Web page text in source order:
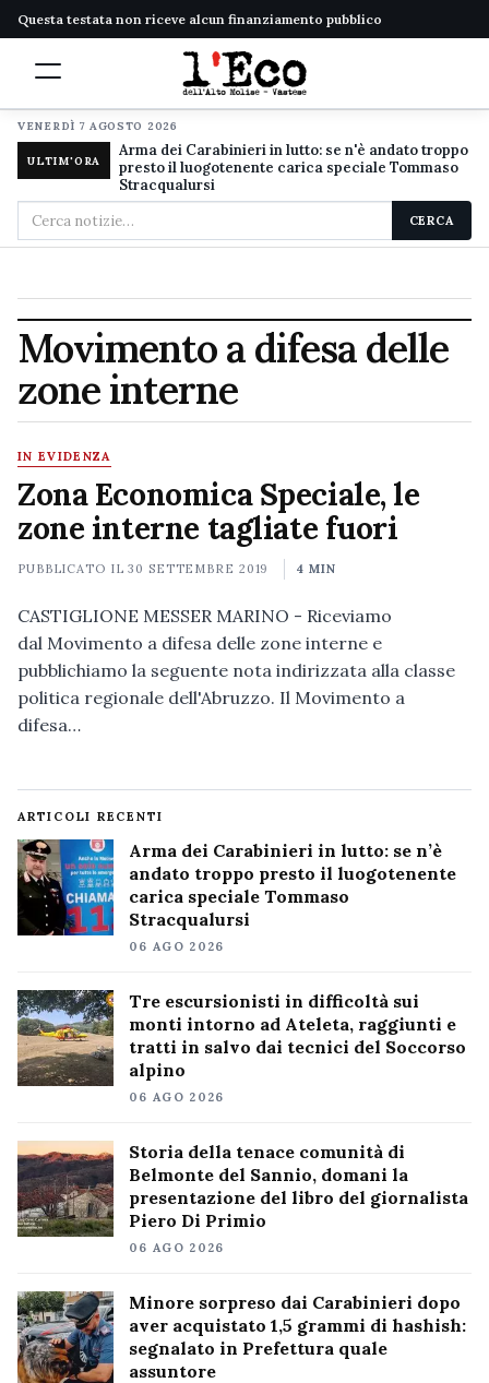
Questa testata non riceve alcun finanziamento pubblico
VENERDÌ 7 AGOSTO 2026
ULTIM'ORA
Arma dei Carabinieri in lutto: se n'è andato troppo
presto il luogotenente carica speciale Tommaso
Stracqualursi
Cerca
nel
CERCA
Movimento a difesa delle
zone interne
IN EVIDENZA
Zona Economica Speciale, le
zone interne tagliate fuori
PUBBLICATO IL30 SETTEMBRE 2019 4 MIN
CASTIGLIONE MESSER MARINO - Riceviamo
dal Movimento a difesa delle zone interne e
pubblichiamo la seguente nota indirizzata alla classe
politica regionale dell'Abruzzo. Il Movimento a
difesa…
ARTICOLI RECENTI
Arma dei Carabinieri in lutto: se n’è
andato troppo presto il luogotenente
carica speciale Tommaso
Stracqualursi
06 AGO 2026
Tre escursionisti in difficoltà sui
monti intorno ad Ateleta, raggiunti e
tratti in salvo dai tecnici del Soccorso
alpino
06 AGO 2026
Storia della tenace comunità di
Belmonte del Sannio, domani la
presentazione del libro del giornalista
Piero Di Primio
06 AGO 2026
Minore sorpreso dai Carabinieri dopo
aver acquistato 1,5 grammi di hashish:
segnalato in Prefettura quale
assuntore